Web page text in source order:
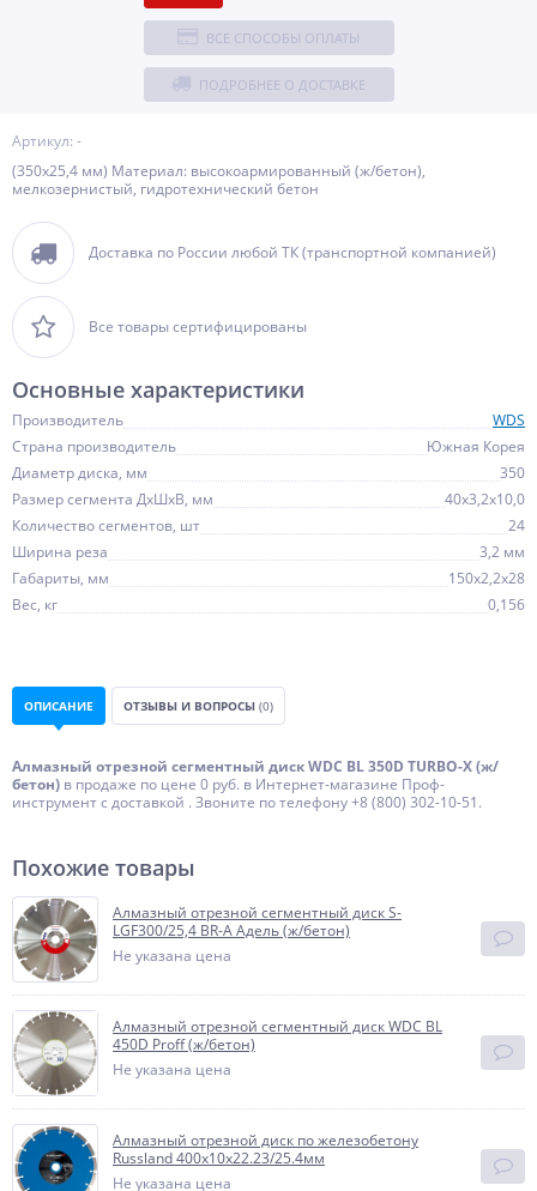
Артикул: -
(350х25,4 мм) Материал: высокоармированный (ж/бетон),
мелкозернистый, гидротехнический бетон
Доставка по России любой ТК (транспортной компанией)
Все товары сертифицированы
ВСЕ СПОСОБЫ ОПЛАТЫ
ПОДРОБНЕЕ О ДОСТАВКЕ
Основные характеристики
Производитель
WDS
Страна производитель
Южная Корея
Диаметр диска, мм
350
Размер сегмента ДхШхВ, мм
40х3,2х10,0
Количество сегментов, шт
24
Ширина реза
3,2 мм
Габариты, мм
150х2,2х28
Вес, кг
0,156
ОПИСАНИЕ ОТЗЫВЫ И ВОПРОСЫ (0)
Алмазный отрезной сегментный диск WDC BL 350D TURBO-X (ж/
бетон) в продаже по цене 0 руб. в Интернет-магазине Проф-
инструмент с доставкой . Звоните по телефону +8 (800) 302-10-51.
Похожие товары
Алмазный отрезной сегментный диск S-
LGF300/25,4 BR-A Адель (ж/бетон)
Не указана цена
Алмазный отрезной сегментный диск WDC BL
450D Proff (ж/бетон)
Не указана цена
Алмазный отрезной диск по железобетону
Russland 400х10х22.23/25.4мм
Не указана цена